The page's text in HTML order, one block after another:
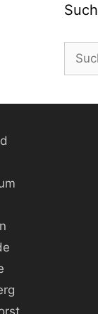
nach: